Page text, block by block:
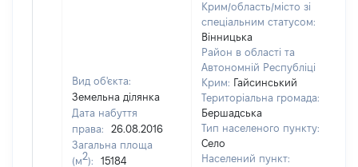
Вид об'єкта:
Земельна ділянка
Дата набуття
права:
26.08.2016
Загальна площа
(м2):
15184
Крим/область/місто зі
спеціальним статусом:
Вінницька
Район в області та
Автономній Республіці
Крим: Гайсинський
Територіальна громада:
Бершадська
Тип населеного пункту:
Село
Населений пункт: